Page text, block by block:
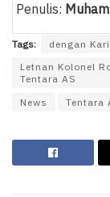
Penulis:
Tags:
dengan
Letnan Kolonel
Tentara AS
News
Tentara